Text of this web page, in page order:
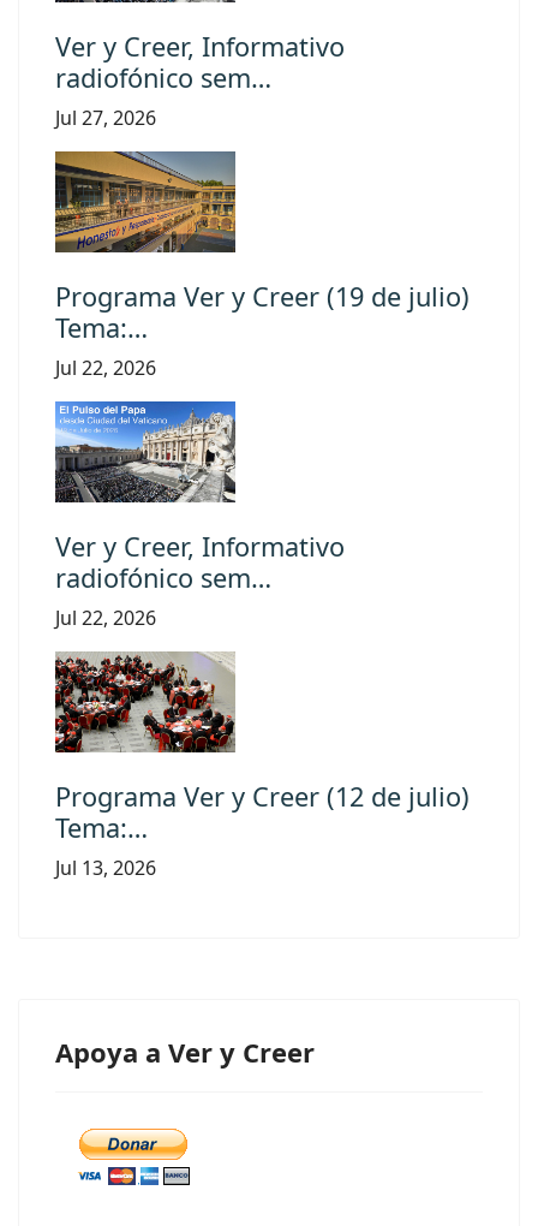
Ver y Creer, Informativo
radiofónico sem…
Jul 27, 2026
Programa Ver y Creer (19 de julio)
Tema:…
Jul 22, 2026
Ver y Creer, Informativo
radiofónico sem…
Jul 22, 2026
Programa Ver y Creer (12 de julio)
Tema:…
Jul 13, 2026
Apoya a Ver y Creer